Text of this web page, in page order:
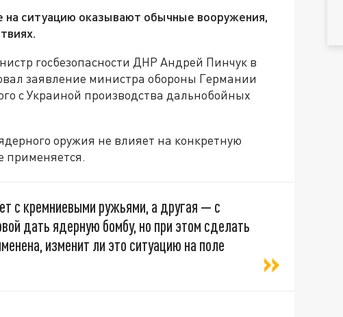
на ситуацию оказывают обычные вооружения,
госбезопасности ДНР Андрей Пинчук в
заявление министра обороны Германии
с Украиной производства дальнобойных
оружия не влияет на конкретную
применяется.
с кремниевыми ружьями, а другая — с
дать ядерную бомбу, но при этом сделать
изменит ли это ситуацию на поле